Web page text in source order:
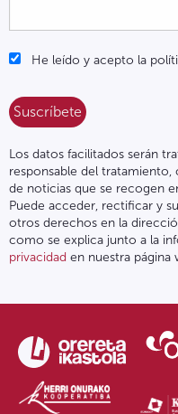
He leído y acepto la
Los datos facilitados serán
responsable del
de noticias que se recogen
Puede acceder, rectificar y
otros derechos en la
como se explica junto a la
privacidad en nuestra página